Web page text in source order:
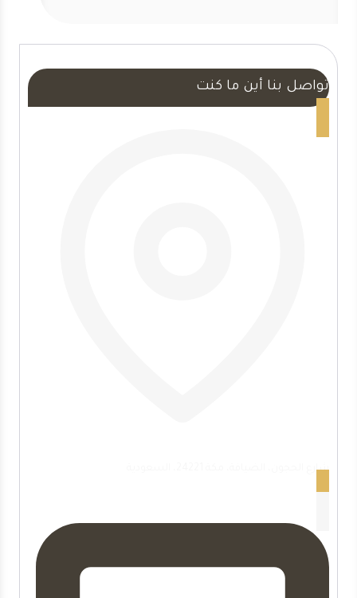
📞
0554047503
مرايا
تواصل بنا أين ما كنت
شارع الحجون، الضيافة، مكة 24221، السعودية